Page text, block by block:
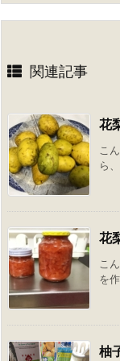
関連記事
花
こ
ら
花
こ
を
柚